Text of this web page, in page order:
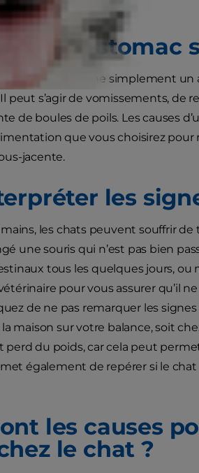
l’aider ?
qu’un estomac
sensible » désigne simplement
peut s’agir de vomissements, de
de boules de poils. Les causes
que vous choisirez
jacente.
les
les chats peuvent souffrir
une souris qui n’est pas bien
tous les quelques jours, ou
pour vous assurer qu’il
de ne pas remarquer les
la maison sur votre balance, soit
perd du poids, car cela peut
également de repérer si le
les causes
le chat ?